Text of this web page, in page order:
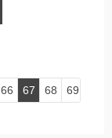
66 67 68 69